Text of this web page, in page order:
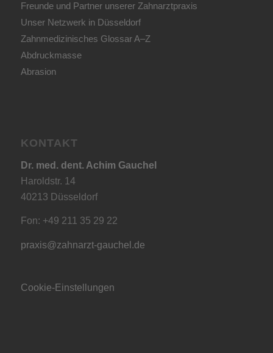
Freunde und Partner unserer Zahnarztpraxis
Unser Netzwerk in Düsseldorf
Zahnmedizinisches Glossar A–Z
Abdruckmasse
Abrasion
KONTAKT
Dr. med. dent. Achim Gauchel
Haroldstr. 14
40213 Düsseldorf
Fon: +49 211 35 29 22
praxis@zahnarzt-gauchel.de
Cookie-Einstellungen